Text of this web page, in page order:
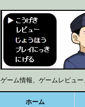
ゲーム情報、ゲームレビュ
ホーム